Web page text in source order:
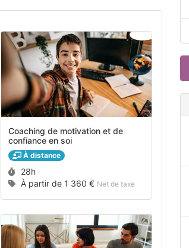
Coaching de motivation et de
confiance en soi
À distance
Durée :
28h
Prix :
À partir de 1 360 € Net de taxe